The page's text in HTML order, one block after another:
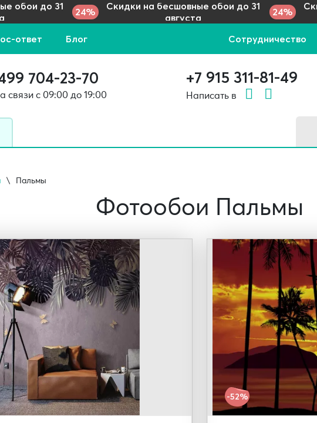
обои до 31
24%
Скидки на бесшовные обои до 31
августа
24%
ответ Блог Сотрудничество
704-23-70
связи с 09:00 до 19:00
+7 915 311-81-49
Написать в
Пальмы
Фотообои Пальмы
-52%